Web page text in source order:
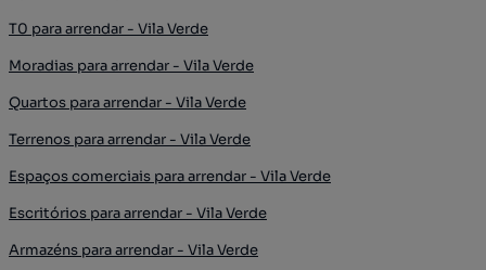
T0 para arrendar - Vila Verde
Moradias para arrendar - Vila Verde
Quartos para arrendar - Vila Verde
Terrenos para arrendar - Vila Verde
Espaços comerciais para arrendar - Vila Verde
Escritórios para arrendar - Vila Verde
Armazéns para arrendar - Vila Verde